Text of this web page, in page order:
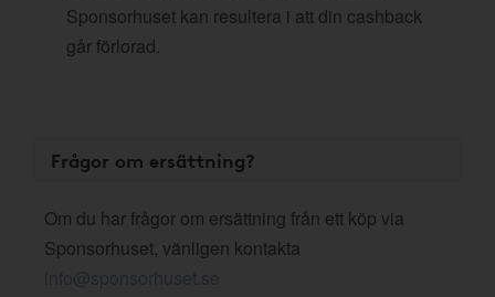
Sponsorhuset kan resultera i att din cashback
går förlorad.
Frågor om ersättning?
Om du har frågor om ersättning från ett köp via
Sponsorhuset, vänligen kontakta
info@sponsorhuset.se